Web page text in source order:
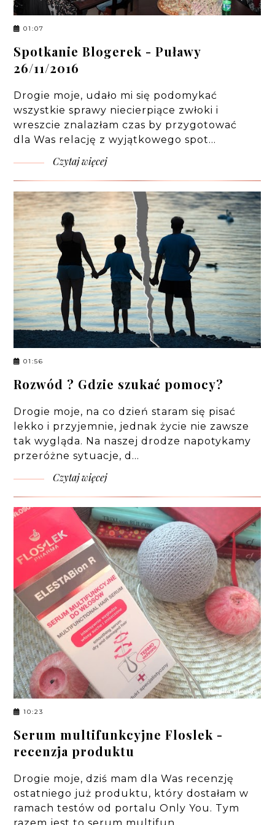
01:07
Spotkanie Blogerek - Puławy
26/11/2016
Drogie moje, udało mi się podomykać
wszystkie sprawy niecierpiące zwłoki i
wreszcie znalazłam czas by przygotować
dla Was relację z wyjątkowego spot…
Czytaj więcej
01:56
Rozwód ? Gdzie szukać pomocy?
Drogie moje, na co dzień staram się pisać
lekko i przyjemnie, jednak życie nie zawsze
tak wygląda. Na naszej drodze napotykamy
przeróżne sytuacje, d…
Czytaj więcej
10:23
Serum multifunkcyjne Floslek -
recenzja produktu
Drogie moje, dziś mam dla Was recenzję
ostatniego już produktu, który dostałam w
ramach testów od portalu Only You. Tym